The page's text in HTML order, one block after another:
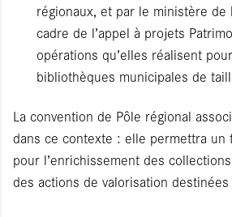
régionaux, et par le ministère de
cadre de l’appel à projets
opérations qu’elles réalisent
bibliothèques municipales de
La convention de Pôle régional
dans ce contexte : elle permettra un
pour l’enrichissement des
des actions de valorisation